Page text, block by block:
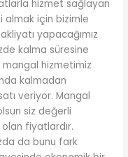
hizmet sağlayan
almak için bizimle
yapacağımız
kalma süresine
hizmetimiz
kalmadan
veriyor. Mangal
siz değerli
fiyatlardır.
da bunu fark